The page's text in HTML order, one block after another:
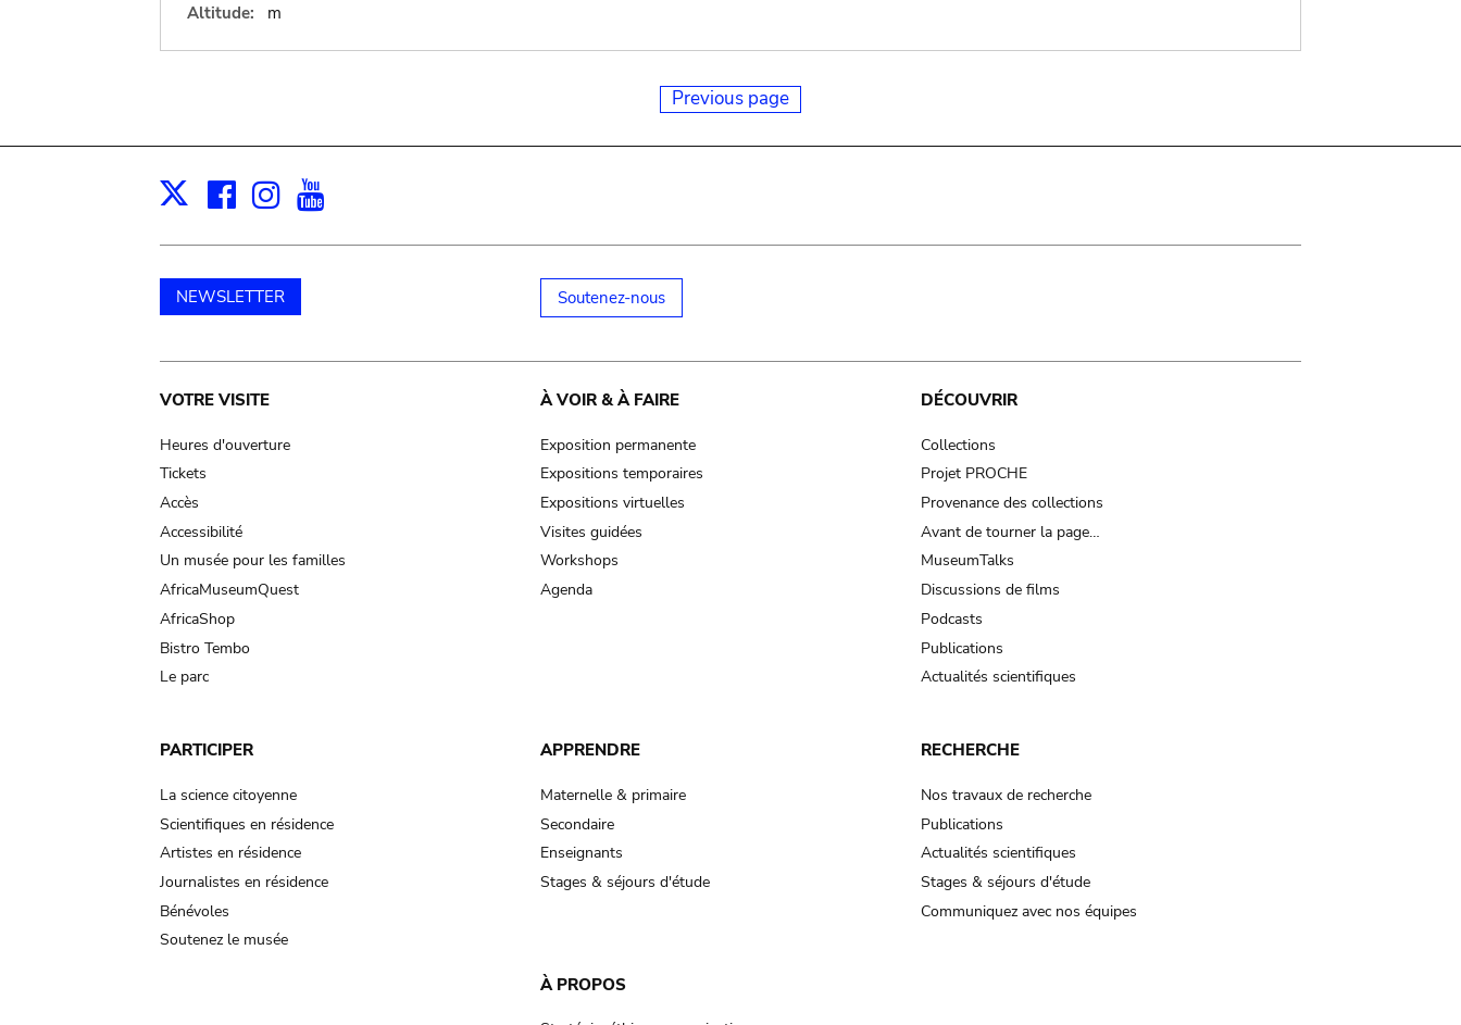
Altitude:
m
Previous page
X Facebook
Instagram
NEWSLETTER Soutenez-nous
Main
navigation
VOTRE VISITE
Heures d'ouverture
Tickets
Accès
Accessibilité
Un musée pour les familles
AfricaMuseumQuest
AfricaShop
Bistro Tembo
Le parc
À VOIR & À FAIRE
Exposition permanente
Expositions temporaires
Expositions virtuelles
Visites guidées
Workshops
Agenda
DÉCOUVRIR
Collections
Projet PROCHE
Provenance des collections
Avant de tourner la page…
MuseumTalks
Discussions de films
Podcasts
Publications
Actualités scientifiques
PARTICIPER
La science citoyenne
Scientifiques en résidence
Artistes en résidence
Journalistes en résidence
Bénévoles
Soutenez le musée
APPRENDRE
Maternelle & primaire
Secondaire
Enseignants
Stages & séjours d'étude
RECHERCHE
Nos travaux de recherche
Publications
Actualités scientifiques
Stages & séjours d'étude
Communiquez avec nos équipes
À PROPOS